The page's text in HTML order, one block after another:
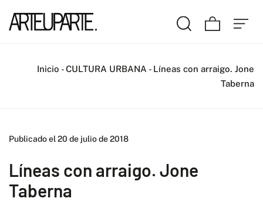
Inicio -CULTURA URBANA - Líneas con arraigo. Jone
Taberna
Publicado el 20 de julio de 2018
Líneas con arraigo. Jone
Taberna